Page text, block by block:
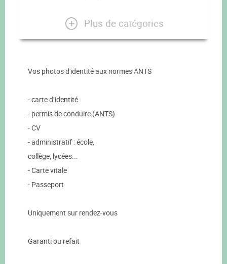
Plus de catégories
Vos photos d'identité aux normes ANTS
- carte d’identité
- permis de conduire (ANTS)
- CV
- administratif : école,
collège, lycées...
- Carte vitale
- Passeport
Uniquement sur rendez-vous
Garanti ou refait